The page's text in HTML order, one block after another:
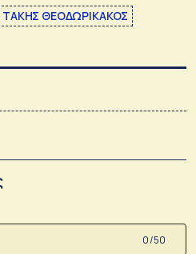
ΤΑΚΗΣ ΘΕΟΔΩΡΙΚΑΚΟΣ
0 /50